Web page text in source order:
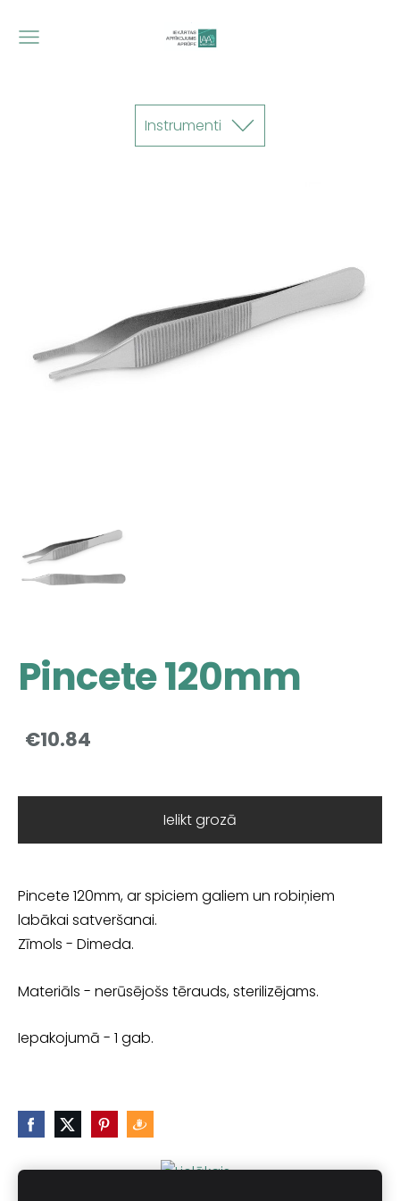
Instrumenti
Pincete 120mm
€10.84
Ielikt grozā
Pincete 120mm, ar spiciem galiem un robiņiem
labākai satveršanai.
Zīmols - Dimeda.
Materiāls - nerūsējošs tērauds, sterilizējams.
Iepakojumā - 1 gab.